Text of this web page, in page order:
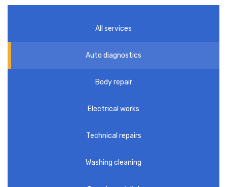
All services
Auto diagnostics
Body repair
Electrical works
Technical repairs
Washing cleaning